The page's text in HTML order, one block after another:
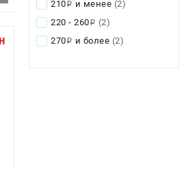
210i и менее (2)
220 - 260i (2)
270i и более (2)